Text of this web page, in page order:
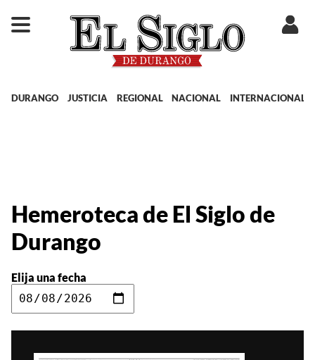
DURANGO JUSTICIA REGIONAL NACIONAL INTERNACIONAL
Hemeroteca de El Siglo de
Durango
Elija una fecha